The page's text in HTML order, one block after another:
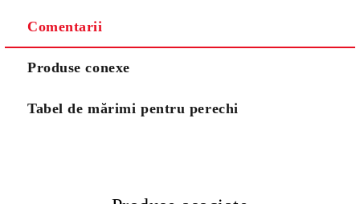
Comentarii
Produse conexe
Tabel de mărimi pentru perechi